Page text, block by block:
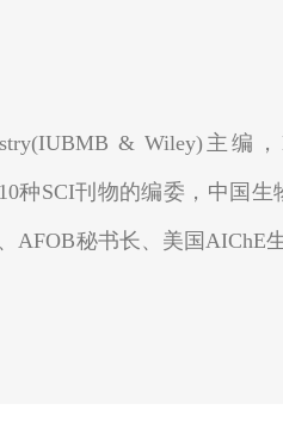
& Wiley)主编，
种SCI刊物的编委，中国生
秘书长、美国AIChE